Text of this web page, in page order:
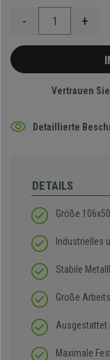
- +
Vertrauen
Detaillierte
DETAILS
Größe
Industrielles
Stabile
Große
Ausgestattet
Maximale